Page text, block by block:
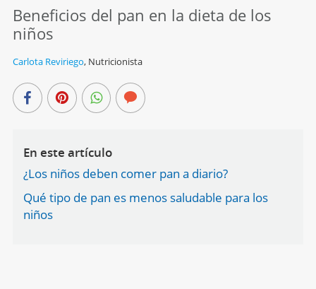
Beneficios del pan en la dieta de los
niños
Carlota Reviriego, Nutricionista
En este artículo
¿Los niños deben comer pan a diario?
Qué tipo de pan es menos saludable para los
niños